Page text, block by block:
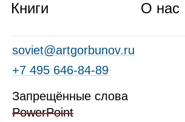
Книги
О нас
soviet@artgorbunov.ru
+7 495 646‑84‑89
Запрещённые слова
PowerPoint